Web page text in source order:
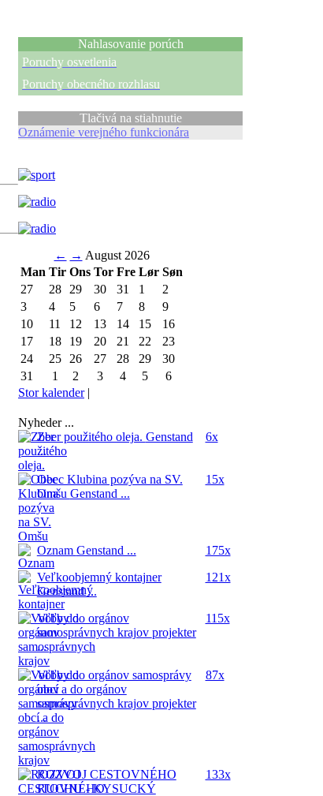
Nahlasovanie porúch
Poruchy osvetlenia
Poruchy obecného rozhlasu
Tlačivá na stiahnutie
Oznámenie verejného funkcionára
← → August 2026
Man Tir Ons Tor Fre Lør Søn
27
28 29 30 31 1
2
3
4 5 6 7 8
9
10
11 12 13 14 15
16
17
18 19 20 21 22
23
24
25 26 27 28 29
30
31
1 2 3 4 5
6
Stor kalender|
Nyheder ...
Zber použitého oleja. Genstand
...
6x
Obec Klubina pozýva na SV.
Omšu Genstand ...
15x
Oznam Genstand ...
175x
Veľkoobjemný kontajner
Genstand ...
121x
Voľby do orgánov
samosprávnych krajov projekter
...
115x
Voľby do orgánov samosprávy
obcí a do orgánov
samosprávnych krajov projekter
...
87x
ROZVOJ CESTOVNÉHO
RUCHU - KYSUCKÝ
133x